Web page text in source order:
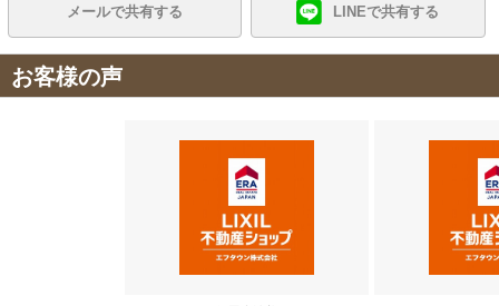
メールで共有する LINEで共有する
お客様の声